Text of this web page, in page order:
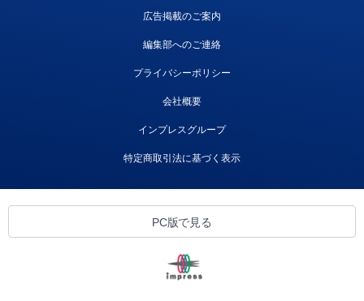
広告掲載のご案内
編集部へのご連絡
プライバシーポリシー
会社概要
インプレスグループ
特定商取引法に基づく表示
PC版で見る